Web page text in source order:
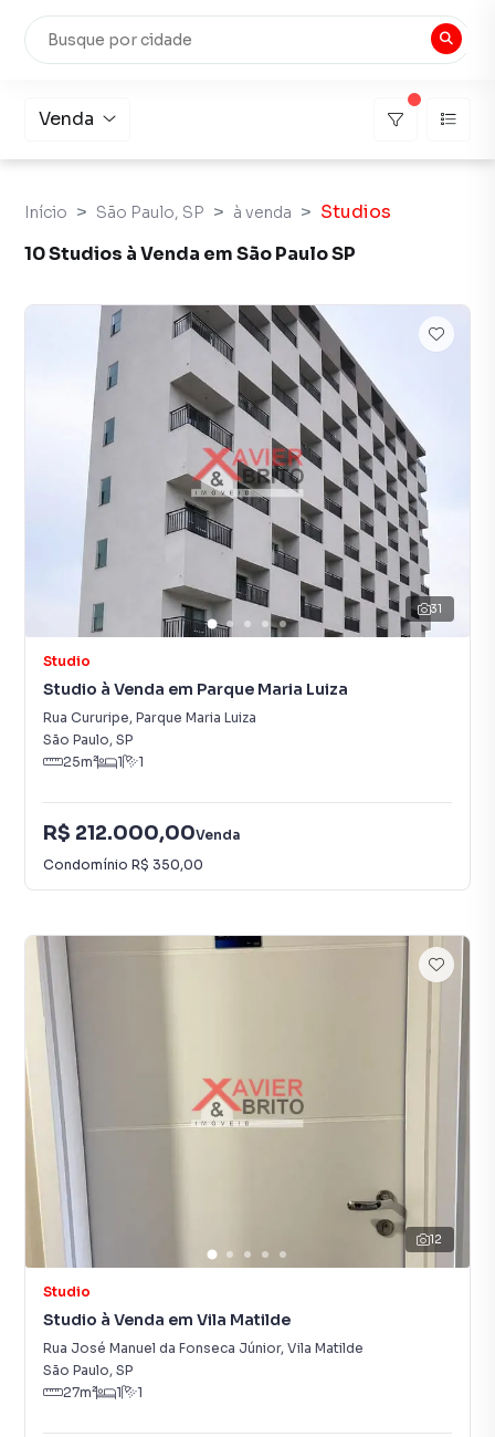
Venda
Início São Paulo, SP à venda
Studios
10 Studios à Venda em São Paulo SP
31
Studio
Studio à Venda em Parque Maria Luiza
Rua Cururipe, Parque Maria Luiza
São Paulo, SP
25m² 1 1
R$ 212.000,00Venda
Condomínio R$ 350,00
12
Studio
Studio à Venda em Vila Matilde
Rua José Manuel da Fonseca Júnior, Vila Matilde
São Paulo, SP
27m² 1 1